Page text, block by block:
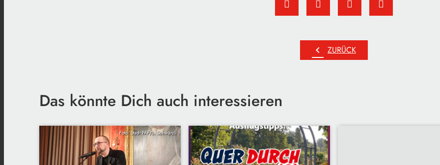
chevron_left ZURÜCK
Das könnte Dich auch interessieren
Foto: Stadt PAF/L. Schwärzli